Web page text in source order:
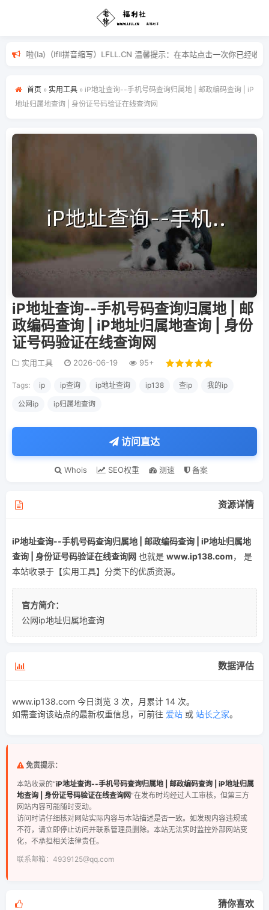
(li)啦(la)（lfll拼音缩写）LFLL.CN 温馨提示：在本站点击一次你已经收录
首页 » 实用工具 » iP地址查询--手机号码查询归属地 | 邮政编码查询 | iP
地址归属地查询 | 身份证号码验证在线查询网
iP地址查询--手机号码查询归属地 | 邮
政编码查询 | iP地址归属地查询 | 身份
证号码验证在线查询网
实用工具 2026-06-19 95+
Tags: ip ip查询 ip地址查询 ip138 查ip 我的ip
公网ip ip归属地查询
访问直达
Whois SEO权重 测速 备案
资源详情
iP地址查询--手机号码查询归属地 | 邮政编码查询 | iP地址归属地
查询 | 身份证号码验证在线查询网 也就是 www.ip138.com， 是
本站收录于【实用工具】分类下的优质资源。
官方简介：
公网ip地址归属地查询
数据评估
www.ip138.com 今日浏览 3 次，月累计 14 次。
如需查询该站点的最新权重信息，可前往 爱站 或 站长之家。
免责提示：
本站收录的“iP地址查询--手机号码查询归属地 | 邮政编码查询 | iP地址归属
地查询 | 身份证号码验证在线查询网”在发布时均经过人工审核，但第三方
网站内容可能随时变动。
访问时请仔细核对网站实际内容与本站描述是否一致。如发现内容违规或
不符，请立即停止访问并联系管理员删除。本站无法实时监控外部网站变
化，不承担相关法律责任。
联系邮箱：4939125@qq.com
猜你喜欢